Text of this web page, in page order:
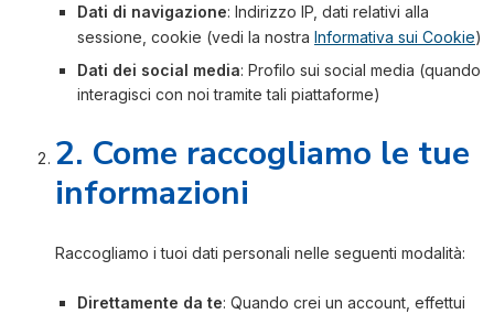
Dati di navigazione: Indirizzo IP, dati relativi alla
sessione, cookie (vedi la nostra Informativa sui Cookie)
Dati dei social media: Profilo sui social media (quando
interagisci con noi tramite tali piattaforme)
2. Come raccogliamo le tue
informazioni
Raccogliamo i tuoi dati personali nelle seguenti modalità:
Direttamente da te: Quando crei un account, effettui